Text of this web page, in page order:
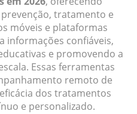
tratamento e
móveis e plataformas
informações confiáveis,
e promovendo a
Essas ferramentas
remoto de
dos tratamentos
e personalizado.